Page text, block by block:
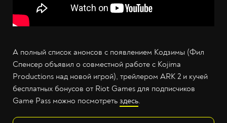
А полный список анонсов с появлением Кодзимы (Фил
Спенсер объявил о совместной работе с Kojima
Productions над новой игрой), трейлером ARK 2 и кучей
бесплатных бонусов от Riot Games для подписчиков
Game Pass можно посмотреть здесь.